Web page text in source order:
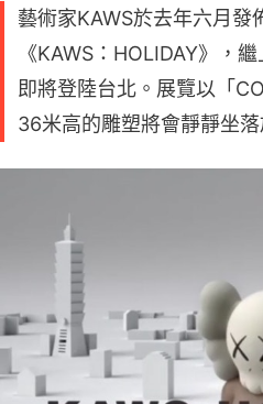
藝術家KAWS於去年六月發
《KAWS：HOLIDAY》，
即將登陸台北。展覽以「
36米高的雕塑將會靜靜坐